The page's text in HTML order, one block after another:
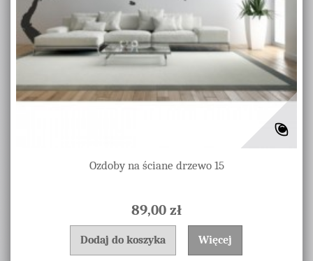
Ozdoby na ściane drzewo 15
89,00 zł
Dodaj do koszyka Więcej